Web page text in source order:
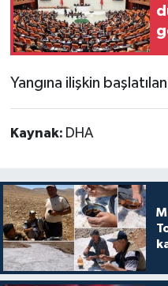
Yangına ilişkin
Kaynak: DHA